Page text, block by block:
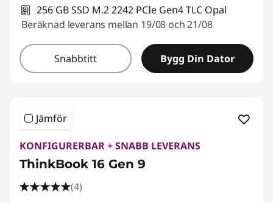
256 GB SSD M.2 2242 PCIe Gen4 TLC Opal
Beräknad leverans mellan 19/08 och 21/08
Snabbtitt Bygg Din Dator
Jämför
KONFIGURERBAR + SNABB LEVERANS
ThinkBook 16 Gen 9
(4)